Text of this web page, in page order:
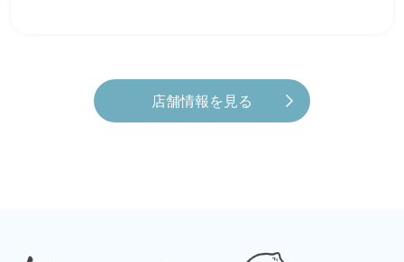
店舗情報を見る